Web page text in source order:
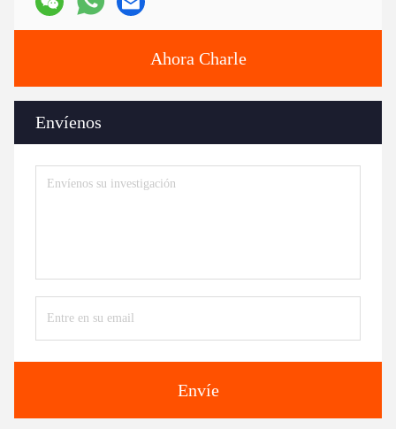
Ahora Charle
Envíenos
Envíe